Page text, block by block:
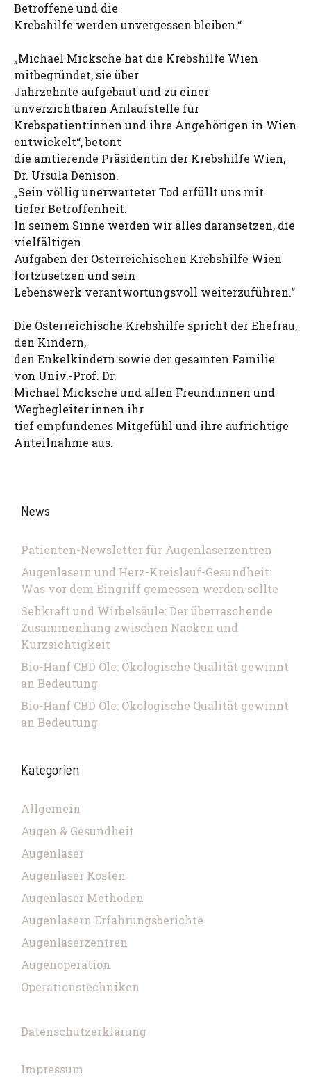
Betroffene und die
Krebshilfe werden unvergessen bleiben.“
„Michael Micksche hat die Krebshilfe Wien
mitbegründet, sie über
Jahrzehnte aufgebaut und zu einer
unverzichtbaren Anlaufstelle für
Krebspatient:innen und ihre Angehörigen in Wien
entwickelt“, betont
die amtierende Präsidentin der Krebshilfe Wien,
Dr. Ursula Denison.
„Sein völlig unerwarteter Tod erfüllt uns mit
tiefer Betroffenheit.
In seinem Sinne werden wir alles daransetzen, die
vielfältigen
Aufgaben der Österreichischen Krebshilfe Wien
fortzusetzen und sein
Lebenswerk verantwortungsvoll weiterzuführen.“
Die Österreichische Krebshilfe spricht der Ehefrau,
den Kindern,
den Enkelkindern sowie der gesamten Familie
von Univ.-Prof. Dr.
Michael Micksche und allen Freund:innen und
Wegbegleiter:innen ihr
tief empfundenes Mitgefühl und ihre aufrichtige
Anteilnahme aus.
News
Patienten-Newsletter für Augenlaserzentren
Augenlasern und Herz-Kreislauf-Gesundheit:
Was vor dem Eingriff gemessen werden sollte
Sehkraft und Wirbelsäule: Der überraschende
Zusammenhang zwischen Nacken und
Kurzsichtigkeit
Bio-Hanf CBD Öle: Ökologische Qualität gewinnt
an Bedeutung
Bio-Hanf CBD Öle: Ökologische Qualität gewinnt
an Bedeutung
Kategorien
Allgemein
Augen & Gesundheit
Augenlaser
Augenlaser Kosten
Augenlaser Methoden
Augenlasern Erfahrungsberichte
Augenlaserzentren
Augenoperation
Operationstechniken
Datenschutzerklärung
Impressum